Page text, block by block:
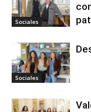
Sociales
Sociales